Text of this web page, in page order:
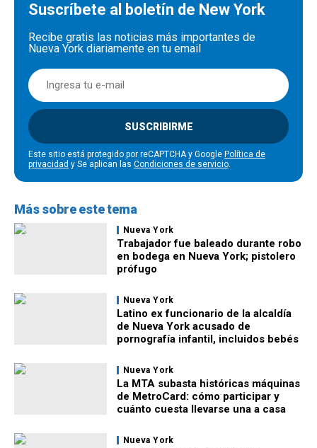
Suscríbete al boletín de New York
Recibe gratis las noticias más importantes de
Nueva York diariamente en tu email
SUSCRIBIRME
Este sitio está protegido por reCAPTCHA y Google Política de
privacidad y Se aplican las Condiciones de servicio.
Más sobre este tema
Nueva York
Trabajador fue baleado durante robo
en bodega en Nueva York; pistolero
prófugo
Nueva York
Latino ex funcionario de la alcaldía
de Nueva York acusado de
pornografía infantil, incluidos bebés
Nueva York
La MTA subasta históricas máquinas
de MetroCard: cómo participar y
cuánto cuesta llevarse una a casa
Nueva York